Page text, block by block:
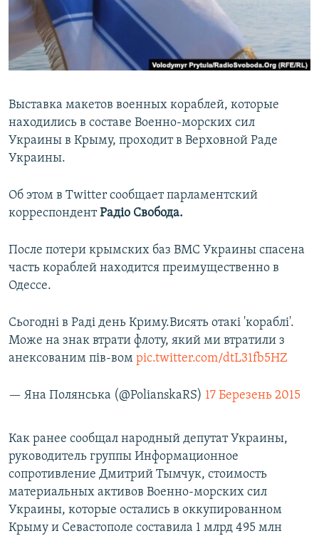
ПОБЕДИТЕЛЕЙ НЕ СУДЯТ?
КРЫМ.НЕПОКОРЕННЫЙ
ELIFBE
ПРИСОЕДИНЯЙТЕСЬ!
Все сайты RFE/RL
Выставка макетов военных кораблей, которые
находились в составе Военно-морских сил
Украины в Крыму, проходит в Верховной Раде
Украины.
Об этом в Twitter сообщает парламентский
корреспондентРадіо Свобода.
После потери крымских баз ВМС Украины спасена
часть кораблей находится преимущественно в
Одессе.
Сьогодні в Раді день Криму.Висять отакі 'кораблі'.
Може на знак втрати флоту, який ми втратили з
анексованим пів-вом pic.twitter.com/dtL31fb5HZ
— Яна Полянська (@PolianskaRS) 17 Березень 2015
Как ранее сообщал народный депутат Украины,
руководитель группы Информационное
сопротивление Дмитрий Тымчук, стоимость
материальных активов Военно-морских сил
Украины, которые остались в оккупированном
Крыму и Севастополе составила 1 млрд 495 млн